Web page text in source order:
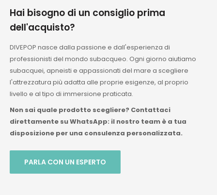
Hai bisogno di un consiglio prima
dell'acquisto?
DIVEPOP nasce dalla passione e dall'esperienza di
professionisti del mondo subacqueo. Ogni giorno aiutiamo
subacquei, apneisti e appassionati del mare a scegliere
l'attrezzatura più adatta alle proprie esigenze, al proprio
livello e al tipo di immersione praticata.
Non sai quale prodotto scegliere? Contattaci
direttamente su WhatsApp: il nostro team è a tua
disposizione per una consulenza personalizzata.
PARLA CON UN ESPERTO